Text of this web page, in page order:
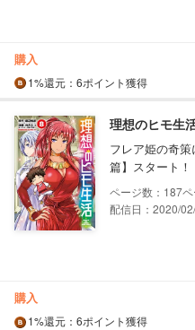
購入
1%還元 ：6ポイント獲得
理想のヒモ生
フレア姫の奇
篇】スタート！
187
配信日：2020/
購入
1%還元 ：6ポイント獲得